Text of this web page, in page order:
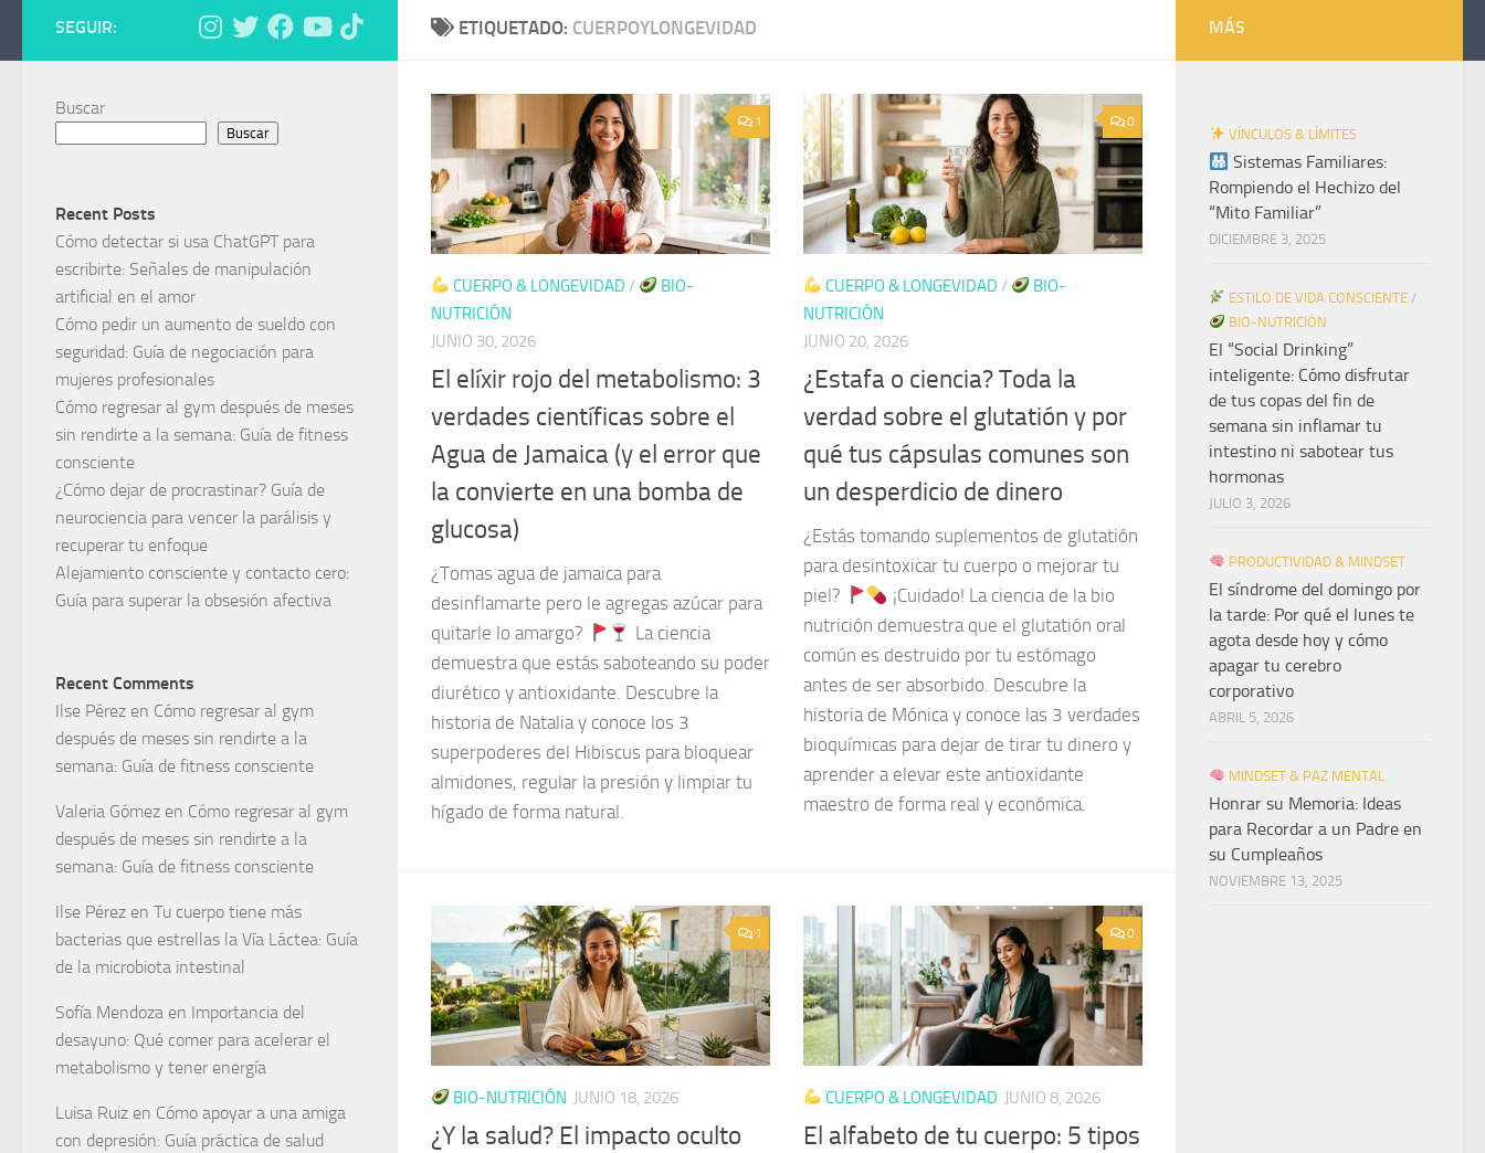
ETIQUETADO: CUERPOYLONGEVIDAD
1
CUERPO & LONGEVIDAD /
BIO-
NUTRICIÓN
JUNIO 30, 2026
El elíxir rojo del metabolismo: 3
verdades científicas sobre el
Agua de Jamaica (y el error que
la convierte en una bomba de
glucosa)
¿Tomas agua de jamaica para
desinflamarte pero le agregas azúcar para
quitarle lo amargo?
La ciencia
demuestra que estás saboteando su poder
diurético y antioxidante. Descubre la
historia de Natalia y conoce los 3
superpoderes del Hibiscus para bloquear
almidones, regular la presión y limpiar tu
hígado de forma natural.
0
CUERPO & LONGEVIDAD /
BIO-
NUTRICIÓN
JUNIO 20, 2026
¿Estafa o ciencia? Toda la
verdad sobre el glutatión y por
qué tus cápsulas comunes son
un desperdicio de dinero
¿Estás tomando suplementos de glutatión
para desintoxicar tu cuerpo o mejorar tu
piel?
¡Cuidado! La ciencia de la bio
nutrición demuestra que el glutatión oral
común es destruido por tu estómago
antes de ser absorbido. Descubre la
historia de Mónica y conoce las 3 verdades
bioquímicas para dejar de tirar tu dinero y
aprender a elevar este antioxidante
maestro de forma real y económica.
1
BIO-NUTRICIÓN JUNIO 18, 2026
¿Y la salud? El impacto oculto
0
CUERPO & LONGEVIDAD JUNIO 8, 2026
El alfabeto de tu cuerpo: 5 tipos
SEGUIR:
Buscar
Buscar
Recent Posts
Cómo detectar si usa ChatGPT para
escribirte: Señales de manipulación
artificial en el amor
Cómo pedir un aumento de sueldo con
seguridad: Guía de negociación para
mujeres profesionales
Cómo regresar al gym después de meses
sin rendirte a la semana: Guía de fitness
consciente
¿Cómo dejar de procrastinar? Guía de
neurociencia para vencer la parálisis y
recuperar tu enfoque
Alejamiento consciente y contacto cero:
Guía para superar la obsesión afectiva
Recent Comments
Ilse Pérez en Cómo regresar al gym
después de meses sin rendirte a la
semana: Guía de fitness consciente
Valeria Gómez en Cómo regresar al gym
después de meses sin rendirte a la
semana: Guía de fitness consciente
Ilse Pérez en Tu cuerpo tiene más
bacterias que estrellas la Vía Láctea: Guía
de la microbiota intestinal
Sofía Mendoza en Importancia del
desayuno: Qué comer para acelerar el
metabolismo y tener energía
Luisa Ruiz en Cómo apoyar a una amiga
con depresión: Guía práctica de salud
MÁS
VÍNCULOS & LÍMITES
Sistemas Familiares:
Rompiendo el Hechizo del
“Mito Familiar”
DICIEMBRE 3, 2025
ESTILO DE VIDA CONSCIENTE/
BIO-NUTRICIÓN
El “Social Drinking”
inteligente: Cómo disfrutar
de tus copas del fin de
semana sin inflamar tu
intestino ni sabotear tus
hormonas
JULIO 3, 2026
PRODUCTIVIDAD & MINDSET
El síndrome del domingo por
la tarde: Por qué el lunes te
agota desde hoy y cómo
apagar tu cerebro
corporativo
ABRIL 5, 2026
MINDSET & PAZ MENTAL
Honrar su Memoria: Ideas
para Recordar a un Padre en
su Cumpleaños
NOVIEMBRE 13, 2025